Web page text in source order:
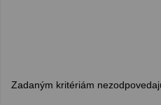
Zadaným kritériám